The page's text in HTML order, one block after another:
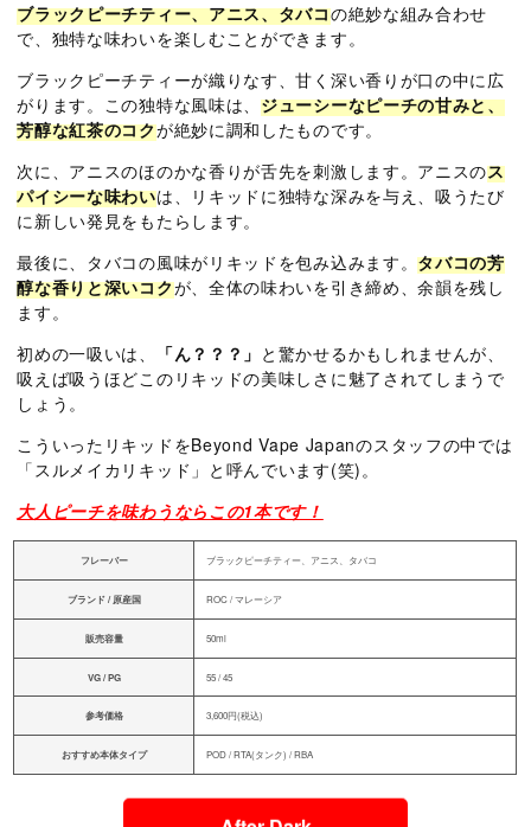
ブラックピーチティー、アニス、タバコの絶妙な組み合わせ
で、独特な味わいを楽しむことができます。
ブラックピーチティーが織りなす、甘く深い香りが口の中に広
がります。この独特な風味は、ジューシーなピーチの甘みと、
芳醇な紅茶のコクが絶妙に調和したものです。
次に、アニスのほのかな香りが舌先を刺激します。アニスのス
パイシーな味わいは、リキッドに独特な深みを与え、吸うたび
に新しい発見をもたらします。
最後に、タバコの風味がリキッドを包み込みます。タバコの芳
醇な香りと深いコクが、全体の味わいを引き締め、余韻を残し
ます。
初めの一吸いは、
「ん？？？」 と驚かせるかもしれませんが、
吸えば吸うほどこのリキッドの美味しさに魅了されてしまうで
しょう。
こういったリキッドをBeyond Vape Japanのスタッフの中では
「スルメイカリキッド」と呼んでいます(笑)。
大人ピーチを味わうならこの1本です！
フレーバー ブラックピーチティー、アニス、タバコ
ブランド / 原産国 ROC / マレーシア
販売容量 50ml
VG / PG 55 / 45
参考価格 3,600円(税込)
おすすめ本体タイプ POD / RTA(タンク) / RBA